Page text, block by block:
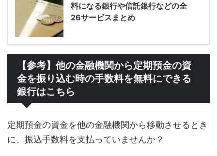
料になる銀行や信託銀行などの全
26サービスまとめ
【参考】他の金融機関から定期預金の資
金を振り込む時の手数料を無料にできる
銀行はこちら
定期預金の資金を他の金融機関から移動させるとき
に、振込手数料を支払っていませんか？